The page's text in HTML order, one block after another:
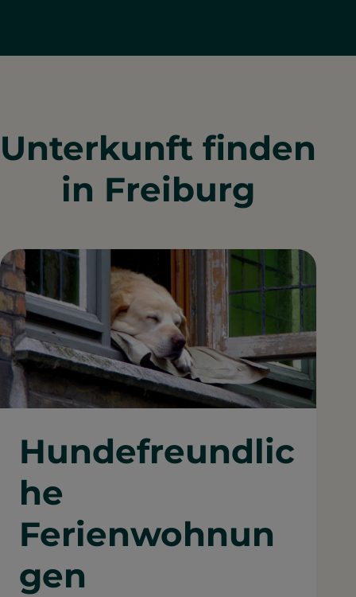
Unterkunft finden
in Freiburg
Hundefreundlic
he
Ferienwohnun
gen